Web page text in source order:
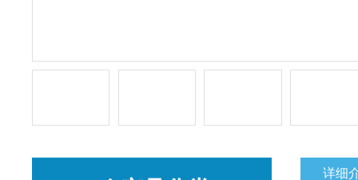
详细